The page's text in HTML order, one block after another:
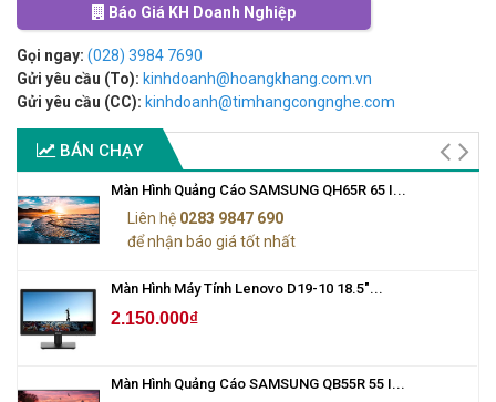
Báo Giá KH Doanh Nghiệp
Gọi ngay: (028) 3984 7690
Gửi yêu cầu (To): kinhdoanh@hoangkhang.com.vn
Gửi yêu cầu (CC): kinhdoanh@timhangcongnghe.com
BÁN CHẠY
Màn Hình Quảng Cáo SAMSUNG QH65R 65 I...
Liên hệ 0283 9847 690
để nhận báo giá tốt nhất
Màn Hình Máy Tính Lenovo D19-10 18.5"...
2.150.000₫
Màn Hình Quảng Cáo SAMSUNG QB55R 55 I...